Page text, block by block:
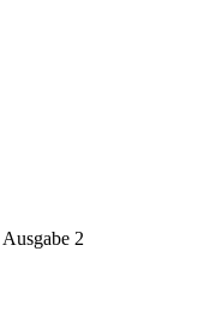
Ausgabe 2